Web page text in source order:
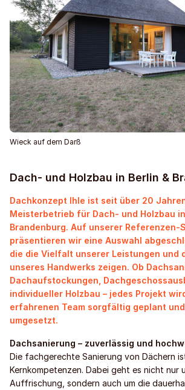
Wieck auf dem Darß
Dach- und Holzbau in Berlin &
Dachkonzept Ihle ist seit über 20
Meisterbetrieb für Dach- und Holzbau
Brandenburg. Auf unserer Referenzen-
präsentieren wir eine Auswahl
die die Vielfalt unserer Leistungen und
unseres Handwerks zeigen. Ob
Dachaufstockungen,
individueller Holzbau – jedes Projekt
erfahrenen Team sorgfältig geplant
umgesetzt.
Dachsanierung – zuverlässig und
Die fachgerechte Sanierung von Dächern
Kernkompetenzen. Dabei geht es nicht nur
Auffrischung, sondern auch um die